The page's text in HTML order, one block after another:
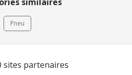
Pneu
sites partenaires